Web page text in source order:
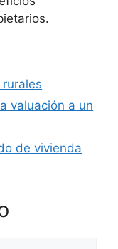
valuación a un
de vivienda